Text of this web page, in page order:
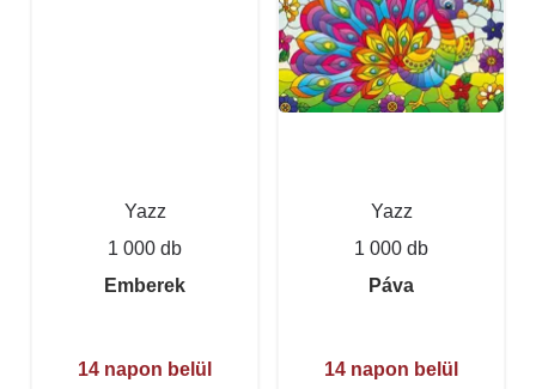
Yazz
1 000 db
Emberek
14 napon belül
Yazz
1 000 db
Páva
14 napon belül